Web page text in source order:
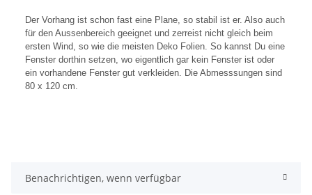
Der Vorhang ist schon fast eine Plane, so stabil ist er. Also auch
für den Aussenbereich geeignet und zerreist nicht gleich beim
ersten Wind, so wie die meisten Deko Folien. So kannst Du eine
Fenster dorthin setzen, wo eigentlich gar kein Fenster ist oder
ein vorhandene Fenster gut verkleiden. Die Abmesssungen sind
80 x 120 cm.
Benachrichtigen, wenn verfügbar